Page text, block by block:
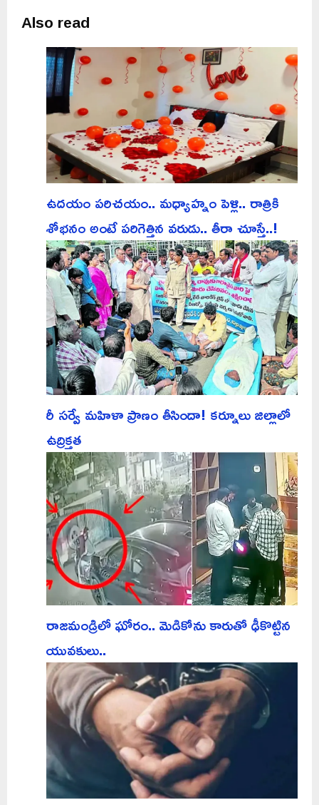
Also read
ఉదయం పరిచయం.. మధ్యాహ్నం పెళ్లి.. రాత్రికి
శోభనం అంటే పరిగెత్తిన వరుడు.. తీరా చూస్తే..!
రీ సర్వే మహిళా ప్రాణం తీసిందా! కర్నూలు జిల్లాలో
ఉద్రిక్తత
రాజమండ్రిలో ఘోరం.. మెడికోను కారుతో ఢీకొట్టిన
యువకులు..